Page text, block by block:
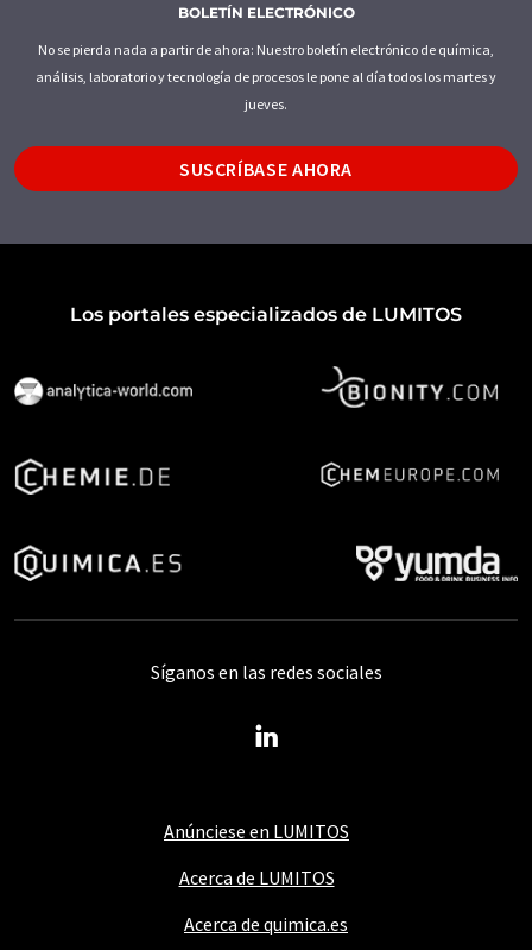
BOLETÍN ELECTRÓNICO
No se pierda nada a partir de ahora: Nuestro boletín electrónico de química,
análisis, laboratorio y tecnología de procesos le pone al día todos los martes y
jueves.
SUSCRÍBASE AHORA
Los portales especializados de LUMITOS
Anúnciese en LUMITOS
Acerca de LUMITOS
Acerca de quimica.es
Síganos en las redes sociales